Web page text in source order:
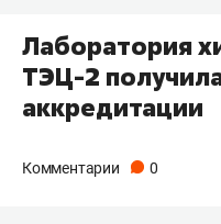
Лаборатория
ТЭЦ-2
аккредитации
Комментарии 0